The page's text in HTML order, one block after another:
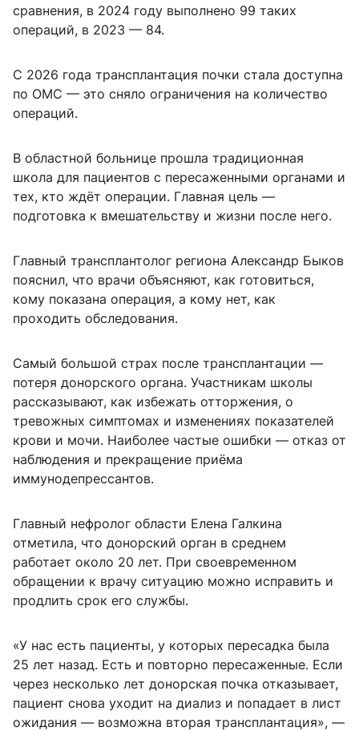
сравнения, в 2024 году выполнено 99 таких
операций, в 2023 — 84.
С 2026 года трансплантация почки стала доступна
по ОМС — это сняло ограничения на количество
операций.
В областной больнице прошла традиционная
школа для пациентов с пересаженными органами и
тех, кто ждёт операции. Главная цель —
подготовка к вмешательству и жизни после него.
Главный трансплантолог региона Александр Быков
пояснил, что врачи объясняют, как готовиться,
кому показана операция, а кому нет, как
проходить обследования.
Самый большой страх после трансплантации —
потеря донорского органа. Участникам школы
рассказывают, как избежать отторжения, о
тревожных симптомах и изменениях показателей
крови и мочи. Наиболее частые ошибки — отказ от
наблюдения и прекращение приёма
иммунодепрессантов.
Главный нефролог области Елена Галкина
отметила, что донорский орган в среднем
работает около 20 лет. При своевременном
обращении к врачу ситуацию можно исправить и
продлить срок его службы.
«У нас есть пациенты, у которых пересадка была
25 лет назад. Есть и повторно пересаженные. Если
через несколько лет донорская почка отказывает,
пациент снова уходит на диализ и попадает в лист
ожидания — возможна вторая трансплантация», —